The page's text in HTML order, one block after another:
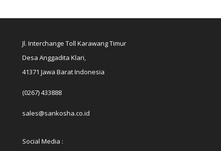
Jl. Interchange Toll Karawang Timur
Desa Anggadita Klari,
41371 Jawa Barat Indonesia
(0267) 433888
sales@sankosha.co.id
Social Media :